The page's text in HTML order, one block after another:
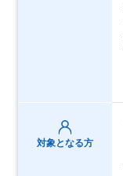
対象となる方